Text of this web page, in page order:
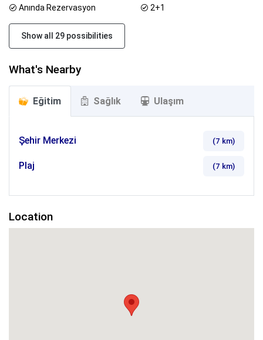
Anında Rezervasyon
2+1
Show all 29 possibilities
What's Nearby
Eğitim Sağlık Ulaşım
Şehir Merkezi (7 km)
Plaj (7 km)
Location